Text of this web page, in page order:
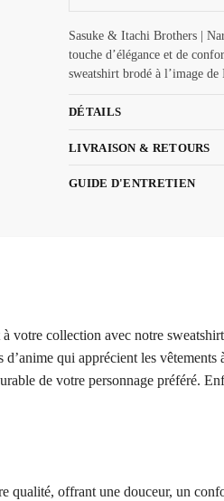
Sasuke & Itachi Brothers |
touche d’élégance et de
sweatshirt brodé à l’image
DÉTAILS
LIVRAISON & RETOURS
GUIDE D'ENTRETIEN
votre collection avec notre
qui apprécient les vêtements
de votre personnage préféré.
qualité, offrant une douceur, un